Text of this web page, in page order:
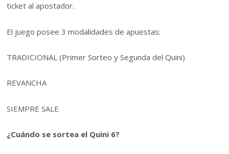
ticket al apostador.
El juego posee 3 modalidades de apuestas:
TRADICIONAL (Primer Sorteo y Segunda del Quini)
REVANCHA
SIEMPRE SALE
¿Cuándo se sortea el Quini 6?